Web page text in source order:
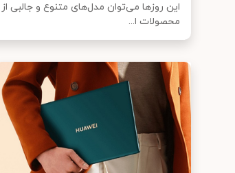
محصولات ا...